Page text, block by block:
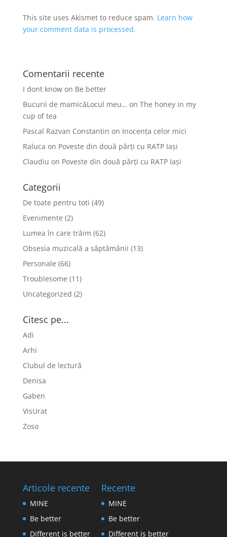
This site uses Akismet to reduce spam. Learn how
your comment data is processed.
Comentarii recente
I dont knowon Be better
Bucurii de mamicăLocul meu… on The honey in my
cup of tea
Pascal Razvan Constantin on Inocența celor mici
Raluca on Poveste din două părți cu RATP Iași
Claudiu on Poveste din două părți cu RATP Iași
Categorii
De toate pentru toti (49)
Evenimente (2)
Lumea în care trăim (62)
Obsesia muzicală a săptămânii (13)
Personale (66)
Troublesome (11)
Uncategorized (2)
Citesc pe...
Adi
Arhi
Clubul de lectură
Denisa
Gaben
VisUrat
Zoso
Articole recente
MINE
Be better
Different is better
Recente
MINE
Be better
Different is better